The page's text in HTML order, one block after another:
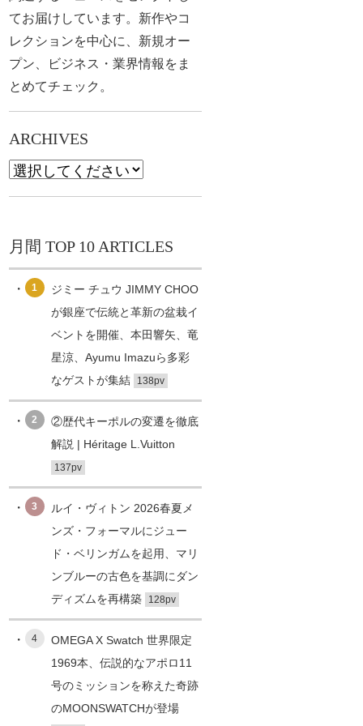
てお届けしています。新作やコ
レクションを中心に、新規オー
プン、ビジネス・業界情報をま
とめてチェック。
ARCHIVES
月間 TOP 10 ARTICLES
1
ジミー チュウ JIMMY CHOO
が銀座で伝統と革新の盆栽イ
ベントを開催、本田響矢、竜
星涼、Ayumu Imazuら多彩
なゲストが集結
138pv
2
②歴代キーポルの変遷を徹底
解説 | Héritage L.Vuitton
137pv
3
ルイ・ヴィトン 2026春夏メ
ンズ・フォーマルにジュー
ド・ベリンガムを起用、マリ
ンブルーの古色を基調にダン
ディズムを再構築
128pv
4
OMEGA X Swatch 世界限定
1969本、伝説的なアポロ11
号のミッションを称えた奇跡
のMOONSWATCHが登場